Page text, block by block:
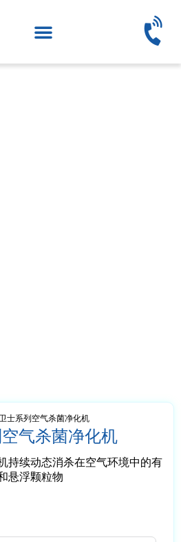
士系列空气杀菌净化机
气杀菌净化机
持续动态消杀在空气环境中的有
悬浮颗粒物